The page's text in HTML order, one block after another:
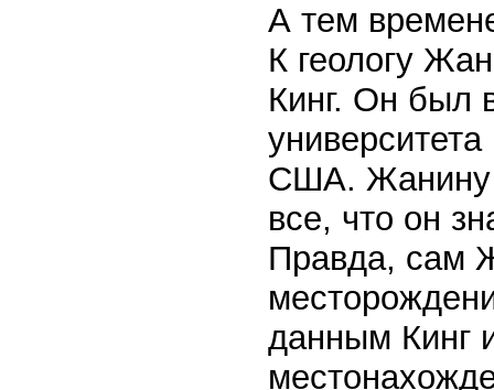
А тем
К геологу
Кинг. Он был
США. Жанину
все, что он
Правда, сам
данным Кинг